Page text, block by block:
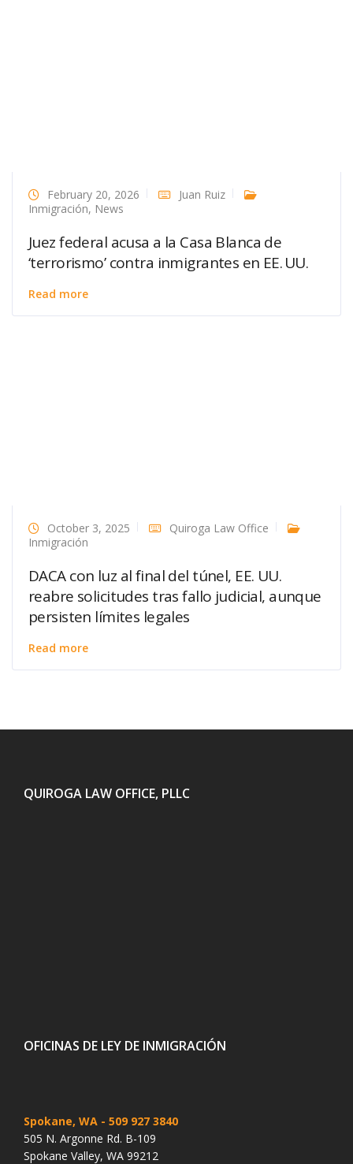
February 20, 2026
Juan Ruiz
Inmigración, News
Juez federal acusa a la Casa Blanca de
‘terrorismo’ contra inmigrantes en EE. UU.
Read more
October 3, 2025
Quiroga Law Office
Inmigración
DACA con luz al final del túnel, EE. UU.
reabre solicitudes tras fallo judicial, aunque
persisten límites legales
Read more
QUIROGA LAW OFFICE, PLLC
OFICINAS DE LEY DE INMIGRACIÓN
Spokane, WA - 509 927 3840
505 N. Argonne Rd. B-109
Spokane Valley, WA 99212